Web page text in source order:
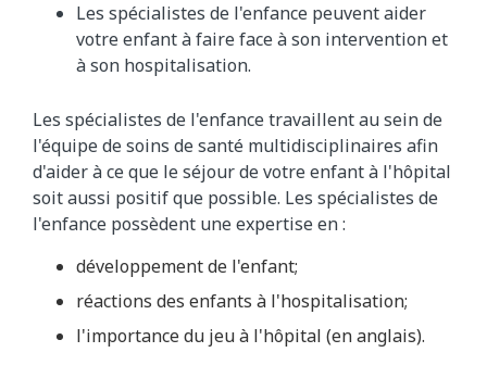
Les spécialistes de l'enfance peuvent aider
votre enfant à faire face à son intervention et
à son hospitalisation.
Les spécialistes de l'enfance travaillent au sein de
l'équipe de soins de santé multidisciplinaires afin
d'aider à ce que le séjour de votre enfant à l'hôpital
soit aussi positif que possible. Les spécialistes de
l'enfance possèdent une expertise en :
développement de l'enfant;
réactions des enfants à l'hospitalisation;
l'importance du jeu à l'hôpital (en anglais).